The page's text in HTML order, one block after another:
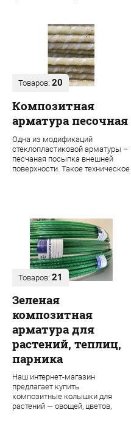
Товаров: 20
Композитная
арматура песочная
Одна из модификаций
стеклопластиковой арматуры –
песчаная посыпка внешней
поверхности. Такое техническое
Товаров: 21
Зеленая
композитная
арматура для
растений, теплиц,
парника
Наш интернет-магазин
предлагает купить
композитные колышки для
растений — овощей, цветов,